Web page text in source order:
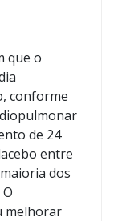
que o
conforme
de 24
entre
dos
melhorar